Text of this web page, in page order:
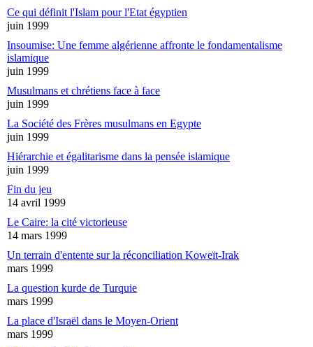
Ce qui définit l'Islam pour l'Etat égyptien
juin 1999
Insoumise: Une femme algérienne affronte le fondamentalisme
islamique
juin 1999
Musulmans et chrétiens face à face
juin 1999
La Société des Frères musulmans en Egypte
juin 1999
Hiérarchie et égalitarisme dans la pensée islamique
juin 1999
Fin du jeu
14 avril 1999
Le Caire: la cité victorieuse
14 mars 1999
Un terrain d'entente sur la réconciliation Koweït-Irak
mars 1999
La question kurde de Turquie
mars 1999
La place d'Israël dans le Moyen-Orient
mars 1999